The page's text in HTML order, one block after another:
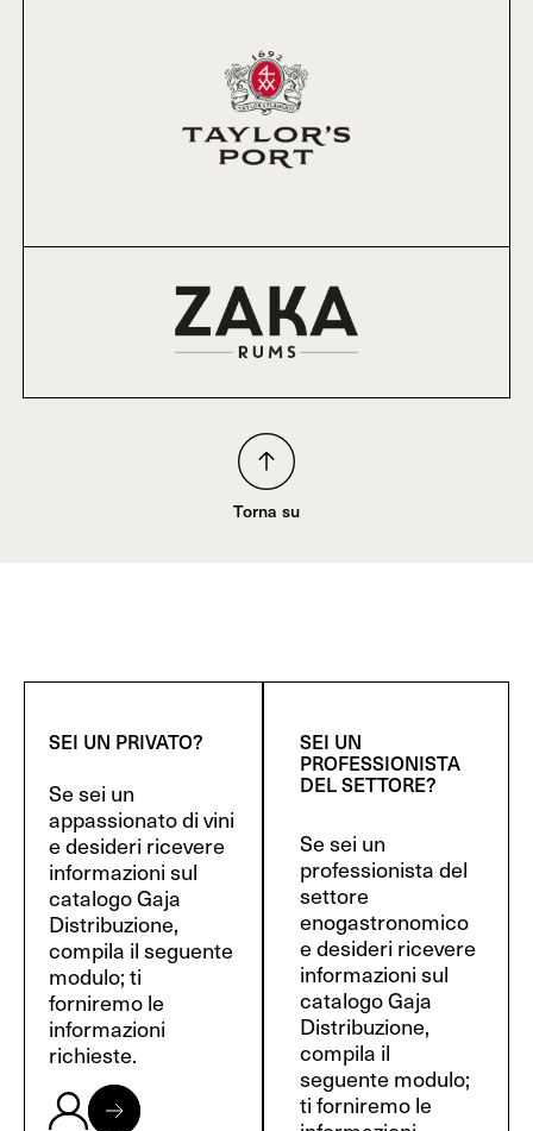
Torna su
SEI UN PRIVATO?
Se sei un
appassionato di vini
e desideri ricevere
informazioni sul
catalogo Gaja
Distribuzione,
compila il seguente
modulo; ti
forniremo le
informazioni
richieste.
SEI UN
PROFESSIONISTA
DEL SETTORE?
Se sei un
professionista del
settore
enogastronomico
e desideri ricevere
informazioni sul
catalogo Gaja
Distribuzione,
compila il
seguente modulo;
ti forniremo le